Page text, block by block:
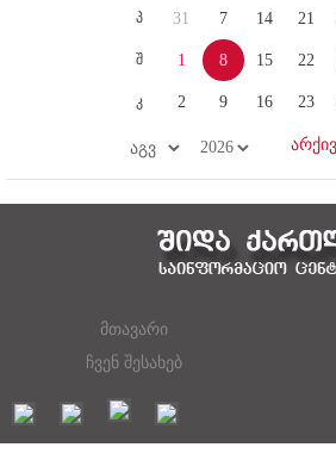
პ
შ
კ
31
1
2
7
8
9
14
15
16
21
22
23
მთავარი
ჩვენ შესახებ